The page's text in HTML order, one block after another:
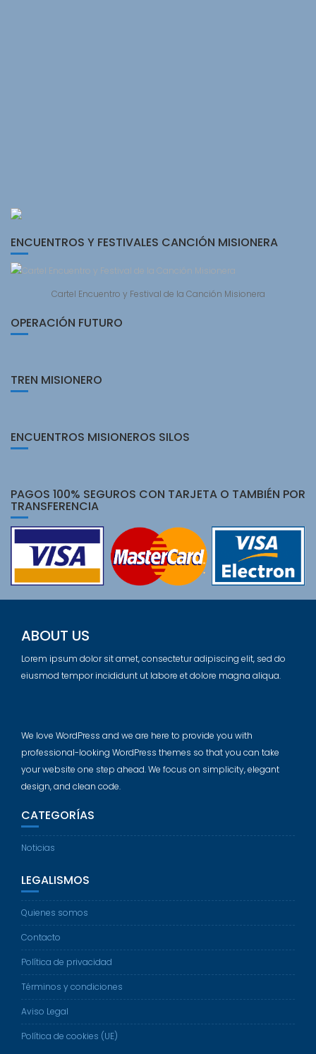
ENCUENTROS Y FESTIVALES CANCIÓN MISIONERA
Cartel Encuentro y Festival de la Canción Misionera
OPERACIÓN FUTURO
TREN MISIONERO
ENCUENTROS MISIONEROS SILOS
PAGOS 100% SEGUROS CON TARJETA O TAMBIÉN POR
TRANSFERENCIA
ABOUT US
Lorem ipsum dolor sit amet, consectetur adipiscing elit, sed do
eiusmod tempor incididunt ut labore et dolore magna aliqua.
We love WordPress and we are here to provide you with
professional-looking WordPress themes so that you can take
your website one step ahead. We focus on simplicity, elegant
design, and clean code.
CATEGORÍAS
Noticias
LEGALISMOS
Quienes somos
Contacto
Política de privacidad
Términos y condiciones
Aviso Legal
Política de cookies (UE)